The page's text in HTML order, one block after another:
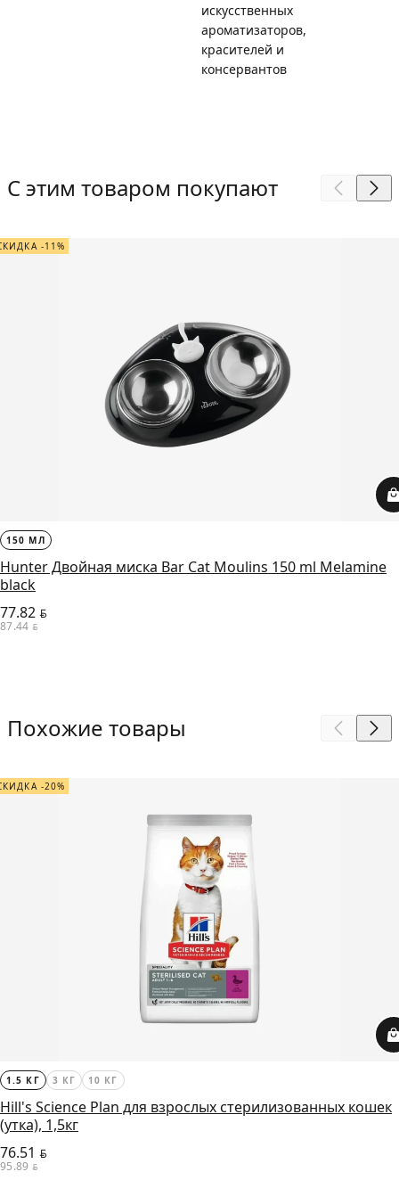
искусственных
ароматизаторов,
красителей и
консервантов
С этим товаром покупают
-11%
150 МЛ
Hunter Двойная миска Bar Cat Moulins 150 ml Melamine
black
77.82 BYN
87.44 BYN
Похожие товары
-20%
1.5 КГ 3 КГ 10 КГ
Hill's Science Plan для взрослых стерилизованных кошек
(утка), 1,5кг
76.51 BYN
95.89 BYN